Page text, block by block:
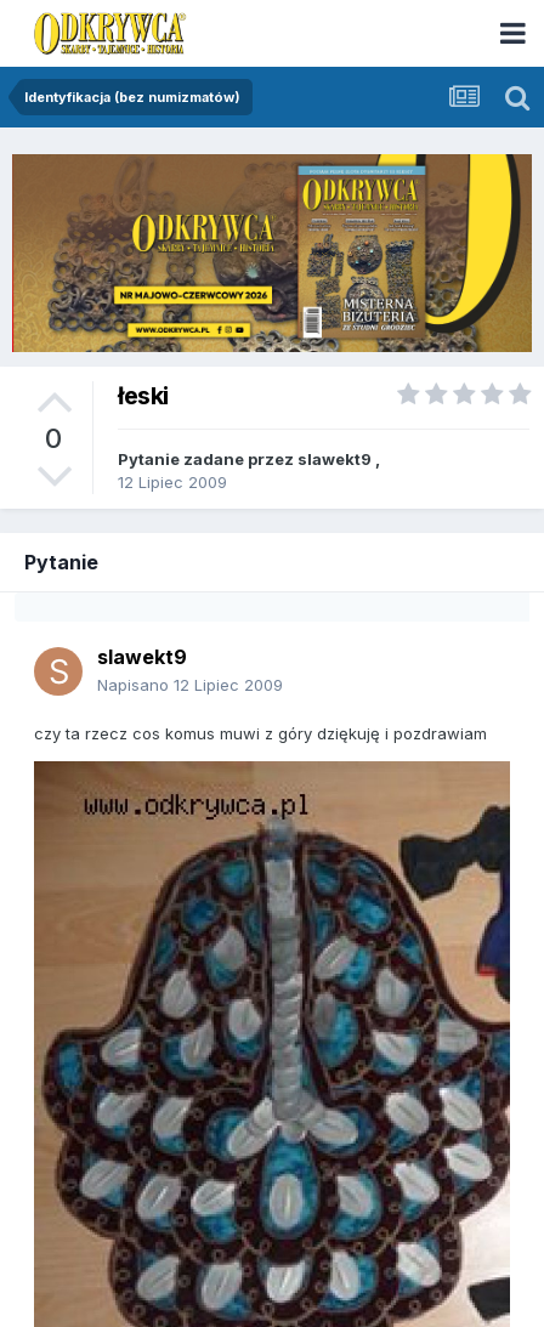
Identyfikacja (bez numizmatów)
0
łeski
Pytanie zadane przez slawekt9
12 Lipiec 2009
Pytanie
slawekt9
Napisano 12 Lipiec 2009
czy ta rzecz cos komus muwi z góry dziękuję i pozdrawiam